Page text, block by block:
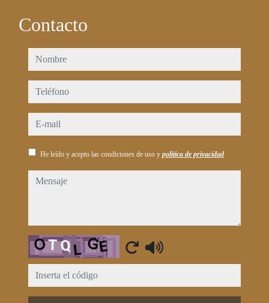
Contacto
nombre
teléfono
e-mail
He leído y acepto las condiciones de uso y política de privacidad
mensaje
Captcha